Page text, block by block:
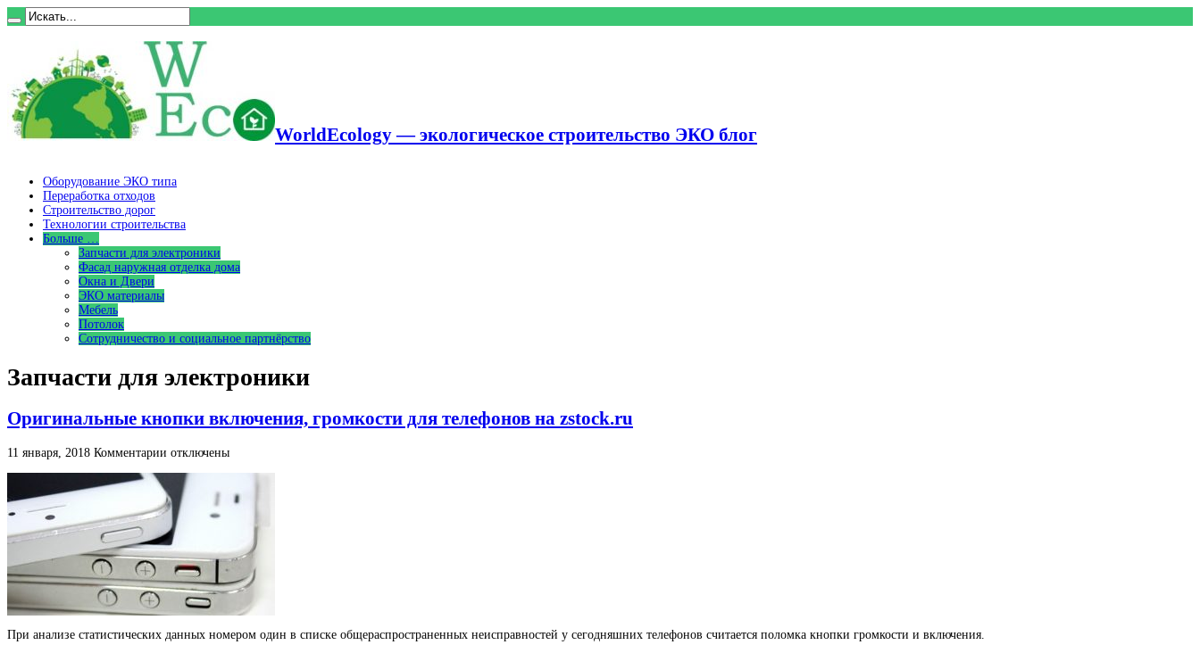
WorldEcology — экологическое строительство ЭКО блог
Оборудование ЭКО типа
Переработка отходов
Строительство дорог
Технологии строительства
Больше …
Запчасти для электроники
Фасад наружная отделка дома
Окна и Двери
ЭКО материалы
Мебель
Потолок
Сотрудничество и социальное партнёрство
Запчасти для электроники
Оригинальные кнопки включения, громкости для телефонов на zstock.ru
11 января, 2018 Комментарии к
Оригинальные
кнопки
включения,
громкости
для
телефонов
на
zstock.ru
отключены
При анализе статистических данных номером один в списке общераспространенных неисправностей у сегодняшних телефонов считается поломка кнопки громкости и включения.